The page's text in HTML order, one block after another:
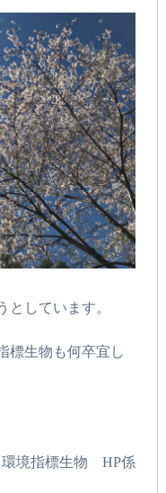
としています。
標生物も何卒宜し
環境指標生物 HP係